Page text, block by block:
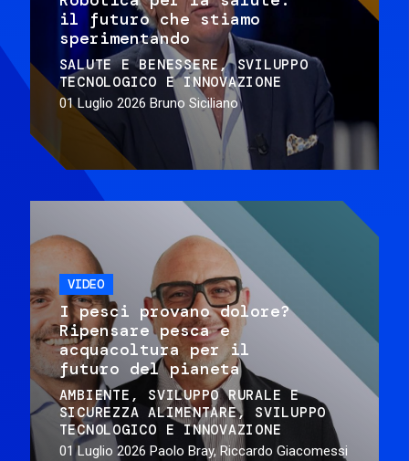
il futuro che stiamo
sperimentando
SALUTE E BENESSERE
SVILUPPO
TECNOLOGICO E INNOVAZIONE
01 Luglio 2026 Bruno Siciliano
VIDEO
I pesci provano dolore?
Ripensare pesca e
acquacoltura per il
futuro del pianeta
AMBIENTE
SVILUPPO RURALE E
SICUREZZA ALIMENTARE
SVILUPPO
TECNOLOGICO E INNOVAZIONE
01 Luglio 2026 Paolo Bray, Riccardo Giacomessi